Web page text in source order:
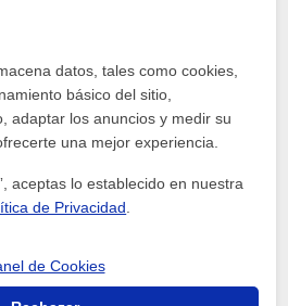
1respuestas
Ester M.
4 años de experiencia
datos, tales como cookies,
básico del sitio,
adaptar los anuncios y medir su
una mejor experiencia.
aceptas lo establecido en nuestra
de Privacidad
de Cookies